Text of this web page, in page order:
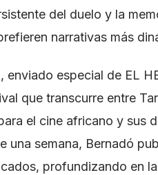
del duelo y la
narrativas más
enviado especial de EL
que transcurre entre
el cine africano y sus
una semana, Bernadó
profundizando en